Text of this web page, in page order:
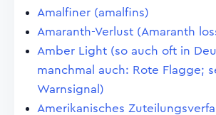
Amalfiner (amalfins)
Amaranth-Verlust (Amaranth
Amber Light (so auch oft in
manchmal auch: Rote Flagge;
Warnsignal)
Amerikanisches